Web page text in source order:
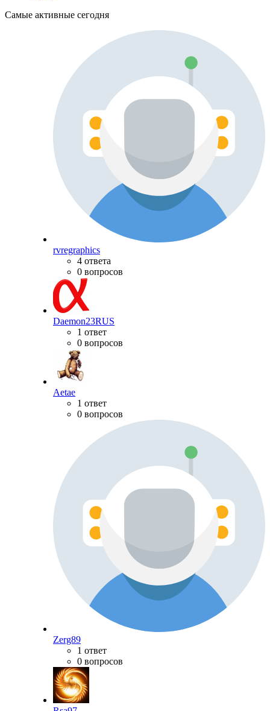
Самые активные сегодня
rvregraphics
4 ответа
0 вопросов
Daemon23RUS
1 ответ
0 вопросов
Aetae
1 ответ
0 вопросов
Zerg89
1 ответ
0 вопросов